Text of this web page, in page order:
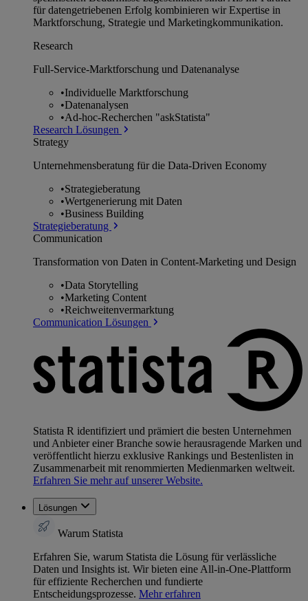
für datengetriebenen Erfolg kombinieren wir Expertise in
Marktforschung, Strategie und Marketingkommunikation.
Research
Full-Service-Marktforschung und Datenanalyse
•Individuelle Marktforschung
•Datenanalysen
•Ad-hoc-Recherchen "askStatista"
Research Lösungen
Strategy
Unternehmens­beratung für die Data-Driven Economy
•Strategieberatung
•Wertgenerierung mit Daten
•Business Building
Strategieberatung
Communication
Transformation von Daten in Content-Marketing und Design
•Data Storytelling
•Marketing Content
•Reichweitenvermarktung
Communication Lösungen
Statista R identifiziert und prämiert die besten Unternehmen
und Anbieter einer Branche sowie herausragende Marken und
veröffentlicht hierzu exklusive Rankings und Bestenlisten in
Zusammenarbeit mit renommierten Medienmarken weltweit.
Erfahren Sie mehr auf unserer Website.
Lösungen
Warum Statista
Erfahren Sie, warum Statista die Lösung für verlässliche
Daten und Insights ist. Wir bieten eine All-in-One-Plattform
für effiziente Recherchen und fundierte
Entscheidungsprozesse. Mehr erfahren